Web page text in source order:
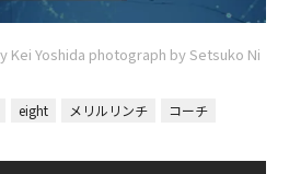
Kei Yoshida photograph by Setsuko Ni
eight メリルリンチ コーチ